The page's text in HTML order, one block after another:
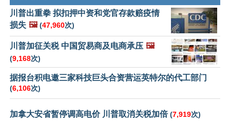
川普出重拳 拟扣押中资和党官存款赔疫情
损失 🖼️ (47,960次)
川普加征关税 中国贸易商及电商承压 🖼️
(9,168次)
据报台积电邀三家科技巨头合资营运英特尔的代工部门
(6,106次)
加拿大安省暂停调高电价 川普取消关税加倍(7,919次)